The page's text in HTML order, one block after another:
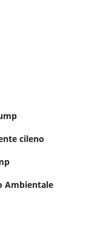
cileno
Ambientale